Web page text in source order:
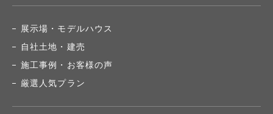
展示場・モデルハウス
自社土地・建売
施工事例・お客様の声
厳選人気プラン